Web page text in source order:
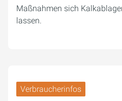
Maßnahmen sich
lassen.
Verbraucherinfos